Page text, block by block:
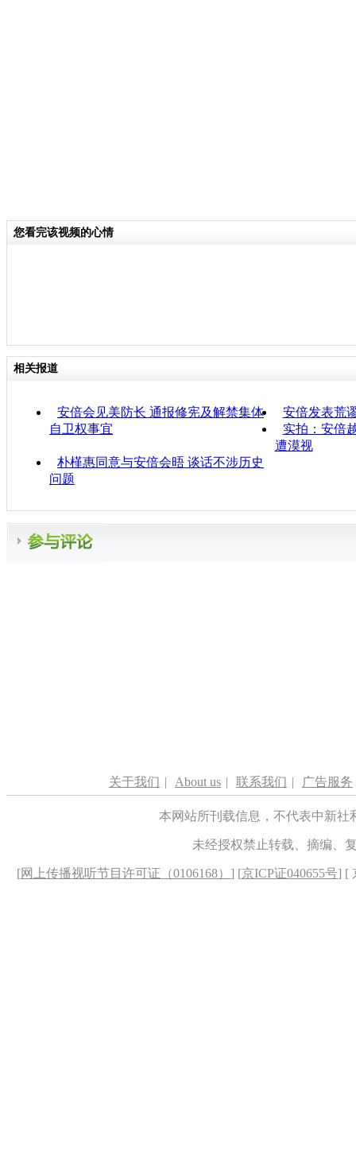
您看完该视频的心情
相关报道
安倍会见美防长 通报修宪及解禁集体
自卫权事宜
安倍发表荒
实拍：安倍
遭漠视
朴槿惠同意与安倍会晤 谈话不涉历史
问题
关于我们 | About us | 联系我们 | 广告服务
本网站所刊载信息，不代表中新
未经授权禁止转载、摘编、
[网上传播视听节目许可证（0106168） ] [京ICP证040655号] [